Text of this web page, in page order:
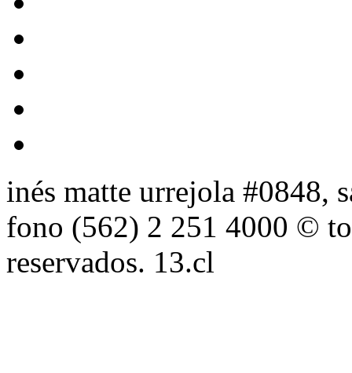
inés matte urrejola #0848,
fono (562) 2 251 4000 ©
reservados. 13.cl